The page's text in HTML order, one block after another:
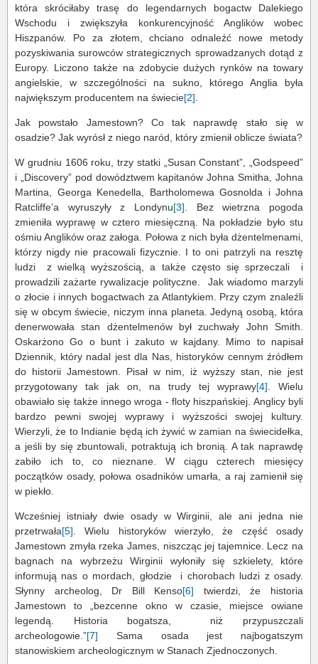
która skróciłaby trasę do legendarnych bogactw Dalekiego
Wschodu i zwiększyła konkurencyjność Anglików wobec
Hiszpanów. Po za złotem, chciano odnaleźć nowe metody
pozyskiwania surowców strategicznych sprowadzanych dotąd z
Europy. Liczono także na zdobycie dużych rynków na towary
angielskie, w szczególności na sukno, którego Anglia była
największym producentem na świecie[2].
Jak powstało Jamestown? Co tak naprawdę stało się w
osadzie? Jak wyrósł z niego naród, który zmienił oblicze świata?
W grudniu 1606 roku, trzy statki „Susan Constant”, „Godspeed”
i „Discovery” pod dowództwem kapitanów Johna Smitha, Johna
Martina, Georga Kenedella, Bartholomewa Gosnolda i Johna
Ratcliffe’a wyruszyły z Londynu[3]. Bez wietrzna pogoda
zmieniła wyprawę w cztero miesięczną. Na pokładzie było stu
ośmiu Anglików oraz załoga. Połowa z nich była dżentelmenami,
którzy nigdy nie pracowali fizycznie. I to oni patrzyli na resztę
ludzi z wielką wyższością, a także często się sprzeczali i
prowadzili zażarte rywalizacje polityczne. Jak wiadomo marzyli
o złocie i innych bogactwach za Atlantykiem. Przy czym znaleźli
się w obcym świecie, niczym inna planeta. Jedyną osobą, która
denerwowała stan dżentelmenów był zuchwały John Smith.
Oskarżono Go o bunt i zakuto w kajdany. Mimo to napisał
Dziennik, który nadal jest dla Nas, historyków cennym źródłem
do historii Jamestown. Pisał w nim, iż wyższy stan, nie jest
przygotowany tak jak on, na trudy tej wyprawy[4]. Wielu
obawiało się także innego wroga - floty hiszpańskiej. Anglicy byli
bardzo pewni swojej wyprawy i wyższości swojej kultury.
Wierzyli, że to Indianie będą ich żywić w zamian na świecidełka,
a jeśli by się zbuntowali, potraktują ich bronią. A tak naprawdę
zabiło ich to, co nieznane. W ciągu czterech miesięcy
początków osady, połowa osadników umarła, a raj zamienił się
w piekło.
Wcześniej istniały dwie osady w Wirginii, ale ani jedna nie
przetrwała[5]. Wielu historyków wierzyło, że część osady
Jamestown zmyła rzeka James, niszcząc jej tajemnice. Lecz na
bagnach na wybrzeżu Wirginii wyłoniły się szkielety, które
informują nas o mordach, głodzie i chorobach ludzi z osady.
Słynny archeolog, Dr Bill Kenso[6] twierdzi, że historia
Jamestown to „bezcenne okno w czasie, miejsce owiane
legendą. Historia bogatsza, niż przypuszczali
archeologowie.”[7] Sama osada jest najbogatszym
stanowiskiem archeologicznym w Stanach Zjednoczonych.